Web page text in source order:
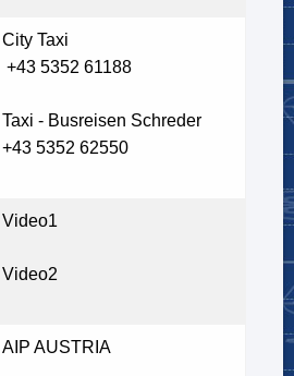
City Taxi
+43 5352 61188
Taxi - Busreisen Schreder
+43 5352 62550
Video1
Video2
AIP AUSTRIA